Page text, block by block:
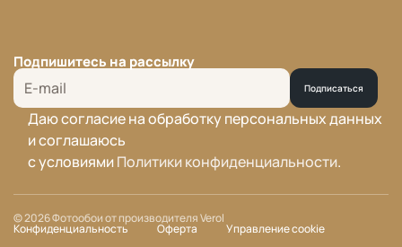
Подпишитесь на рассылку
Подписаться
Даю согласие на обработку персональных данных
и соглашаюсь
с условиямиПолитики конфиденциальности.
© 2026 Фотообои от производителя Verol
Конфиденциальность Оферта Управление cookie